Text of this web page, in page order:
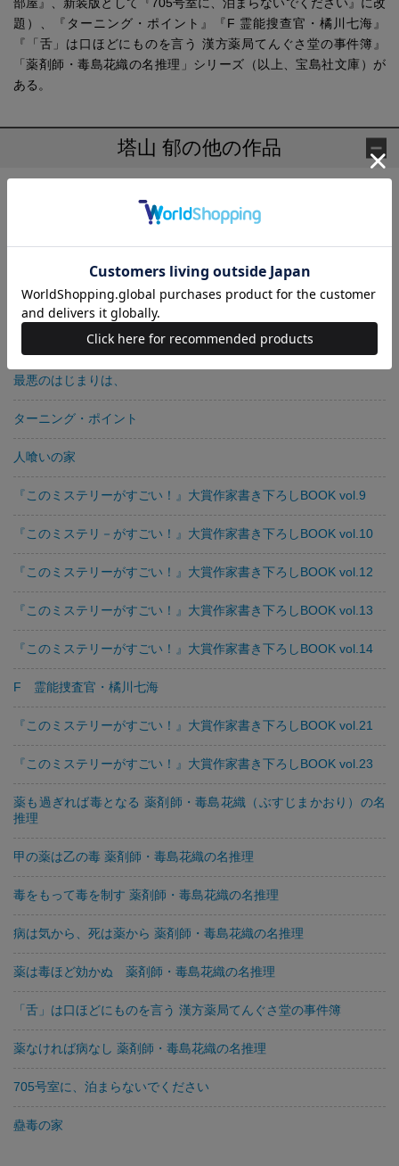
題）、『ターニング・ポイント』『F 霊能搜查官・橘川七海』
『「舌」は口ほどにものを言う 漢方薬局てんぐさ堂の事件簿』
「薬剤師・毒島花織の名推理」シリーズ（以上、宝島社文庫）が
ある。
塔山 郁の他の作品
毒殺魔の教室（上）
毒殺魔の教室（下）
悪霊の棲む部屋
最悪のはじまりは、
ターニング・ポイント
人喰いの家
『このミステリーがすごい！』大賞作家書き下ろしBOOK vol.9
『このミステリ－がすごい！』大賞作家書き下ろしBOOK vol.10
『このミステリーがすごい！』大賞作家書き下ろしBOOK vol.12
『このミステリーがすごい！』大賞作家書き下ろしBOOK vol.13
『このミステリーがすごい！』大賞作家書き下ろしBOOK vol.14
F 霊能捜査官・橘川七海
『このミステリーがすごい！』大賞作家書き下ろしBOOK vol.21
『このミステリーがすごい！』大賞作家書き下ろしBOOK vol.23
薬も過ぎれば毒となる 薬剤師・毒島花織（ぶすじまかおり）の名
推理
甲の薬は乙の毒 薬剤師・毒島花織の名推理
毒をもって毒を制す 薬剤師・毒島花織の名推理
病は気から、死は薬から 薬剤師・毒島花織の名推理
薬は毒ほど効かぬ 薬剤師・毒島花織の名推理
「舌」は口ほどにものを言う 漢方薬局てんぐさ堂の事件簿
薬なければ病なし 薬剤師・毒島花織の名推理
705号室に、泊まらないでください
蠱毒の家